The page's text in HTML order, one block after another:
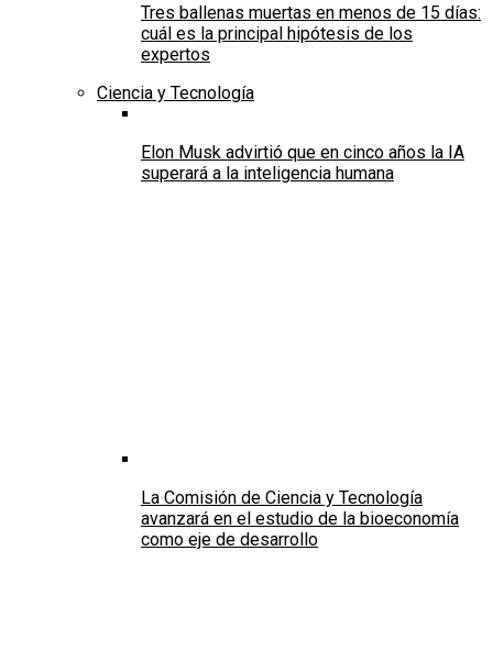
Tres ballenas muertas en menos de 15 días:
cuál es la principal hipótesis de los
expertos
Ciencia y Tecnología
Elon Musk advirtió que en cinco años la IA
superará a la inteligencia humana
La Comisión de Ciencia y Tecnología
avanzará en el estudio de la bioeconomía
como eje de desarrollo